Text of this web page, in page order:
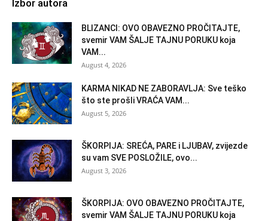
Izbor autora
BLIZANCI: OVO OBAVEZNO PROČITAJTE,
svemir VAM ŠALJE TAJNU PORUKU koja
VAM...
August 4, 2026
KARMA NIKAD NE ZABORAVLJA: Sve teško
što ste prošli VRAĆA VAM...
August 5, 2026
ŠKORPIJA: SREĆA, PARE i LJUBAV, zvijezde
su vam SVE POSLOŽILE, ovo...
August 3, 2026
ŠKORPIJA: OVO OBAVEZNO PROČITAJTE,
svemir VAM ŠALJE TAJNU PORUKU koja